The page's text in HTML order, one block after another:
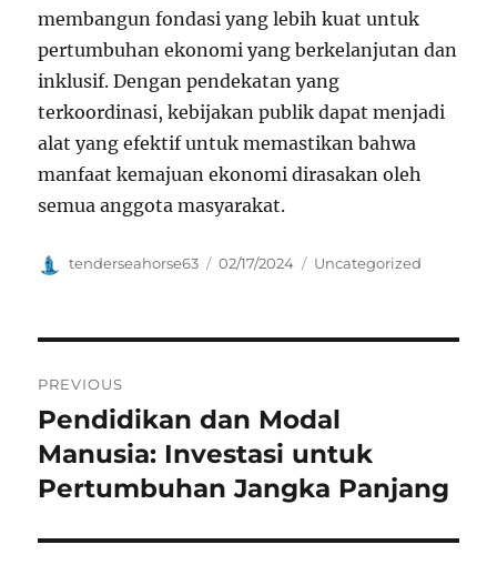
membangun fondasi yang lebih kuat untuk
pertumbuhan ekonomi yang berkelanjutan dan
inklusif. Dengan pendekatan yang
terkoordinasi, kebijakan publik dapat menjadi
alat yang efektif untuk memastikan bahwa
manfaat kemajuan ekonomi dirasakan oleh
semua anggota masyarakat.
Author
tenderseahorse63
Posted
02/17/2024 Categories
Uncategorized
pos
PREVIOUS
Previous
post:
Pendidikan dan Modal
Manusia: Investasi untuk
Pertumbuhan Jangka Panjang